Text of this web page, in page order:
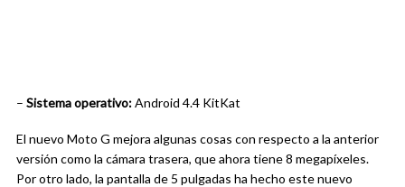
– Sistema operativo:Android 4.4 KitKat
El nuevo Moto G mejora algunas cosas con respecto a la anterior
versión como la cámara trasera, que ahora tiene 8 megapíxeles.
Por otro lado, la pantalla de 5 pulgadas ha hecho este nuevo